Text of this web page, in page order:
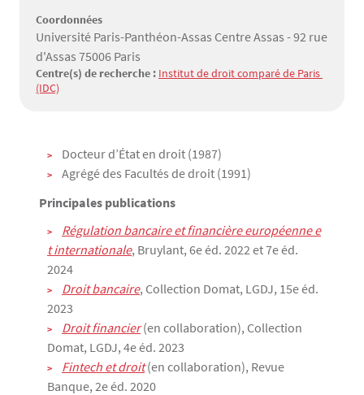
Coordonnées
Université Paris-Panthéon-Assas Centre Assas - 92 rue
d'Assas 75006 Paris
Centre(s) de recherche : Institut de droit comparé de Paris
(IDC)
TexteDocteur d’État en droit (1987)
Agrégé des Facultés de droit (1991)
Principales publications
Régulation bancaire et financière européenne e
t internationale, Bruylant, 6e éd. 2022 et 7e éd.
2024
Droit bancaire, Collection Domat, LGDJ, 15e éd.
2023
Droit financier(en collaboration), Collection
Domat, LGDJ, 4e éd. 2023
Fintech et droit (en collaboration), Revue
Banque, 2e éd. 2020